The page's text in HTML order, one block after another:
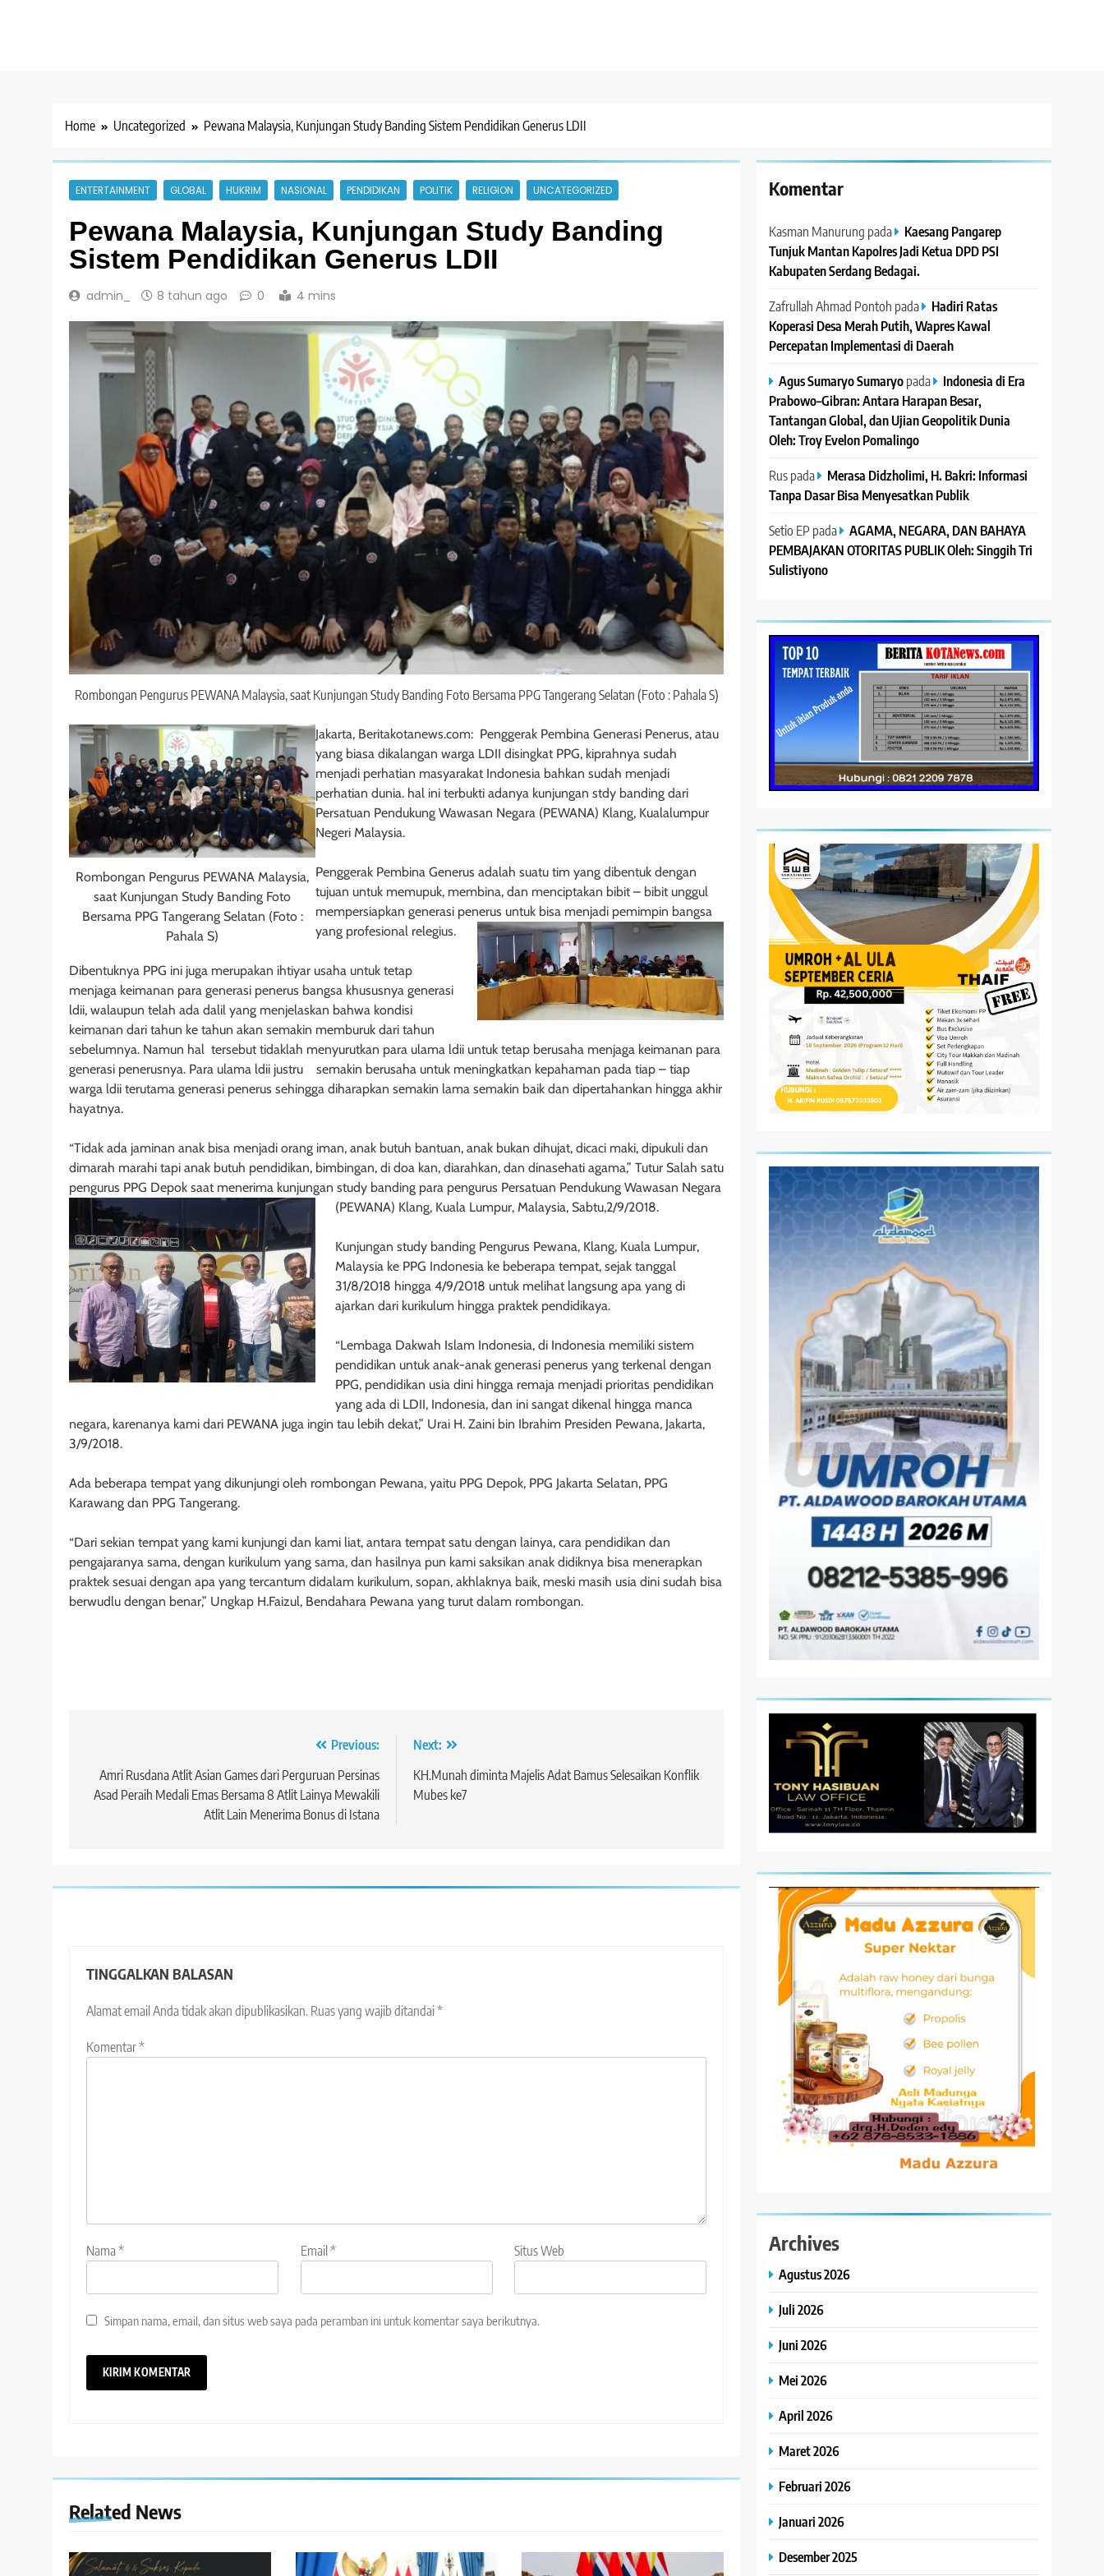
Home Uncategorized Pewana Malaysia, Kunjungan Study Banding Sistem Pendidikan Generus LDII
ENTERTAINMENT GLOBAL HUKRIM NASIONAL PENDIDIKAN POLITIK RELIGION UNCATEGORIZED
Pewana Malaysia, Kunjungan Study Banding
Sistem Pendidikan Generus LDII
admin_ 8 tahun ago 0 4 mins
Rombongan Pengurus PEWANA Malaysia, saat Kunjungan Study Banding Foto Bersama PPG Tangerang Selatan (Foto : Pahala S)
Rombongan Pengurus PEWANA Malaysia,
saat Kunjungan Study Banding Foto
Bersama PPG Tangerang Selatan (Foto :
Pahala S)
Jakarta, Beritakotanews.com: Penggerak Pembina Generasi Penerus, atau
yang biasa dikalangan warga LDII disingkat PPG, kiprahnya sudah
menjadi perhatian masyarakat Indonesia bahkan sudah menjadi
perhatian dunia. hal ini terbukti adanya kunjungan stdy banding dari
Persatuan Pendukung Wawasan Negara (PEWANA) Klang, Kualalumpur
Negeri Malaysia.
Penggerak Pembina Generus adalah suatu tim yang dibentuk dengan
tujuan untuk memupuk, membina, dan menciptakan bibit – bibit unggul
mempersiapkan generasi penerus untuk bisa menjadi pemimpin bangsa
yang profesional relegius.
Dibentuknya PPG ini juga merupakan ihtiyar usaha untuk tetap
menjaga keimanan para generasi penerus bangsa khususnya generasi
ldii, walaupun telah ada dalil yang menjelaskan bahwa kondisi
keimanan dari tahun ke tahun akan semakin memburuk dari tahun
sebelumnya. Namun hal tersebut tidaklah menyurutkan para ulama ldii untuk tetap berusaha menjaga keimanan para
generasi penerusnya. Para ulama ldii justru semakin berusaha untuk meningkatkan kepahaman pada tiap – tiap
warga ldii terutama generasi penerus sehingga diharapkan semakin lama semakin baik dan dipertahankan hingga akhir
hayatnya.
“Tidak ada jaminan anak bisa menjadi orang iman, anak butuh bantuan, anak bukan dihujat, dicaci maki, dipukuli dan
dimarah marahi tapi anak butuh pendidikan, bimbingan, di doa kan, diarahkan, dan dinasehati agama,” Tutur Salah satu
pengurus PPG Depok saat menerima kunjungan study banding para pengurus Persatuan Pendukung Wawasan Negara
(PEWANA) Klang, Kuala Lumpur, Malaysia, Sabtu,2/9/2018.
Kunjungan study banding Pengurus Pewana, Klang, Kuala Lumpur,
Malaysia ke PPG Indonesia ke beberapa tempat, sejak tanggal
31/8/2018 hingga 4/9/2018 untuk melihat langsung apa yang di
ajarkan dari kurikulum hingga praktek pendidikaya.
“Lembaga Dakwah Islam Indonesia, di Indonesia memiliki sistem
pendidikan untuk anak-anak generasi penerus yang terkenal dengan
PPG, pendidikan usia dini hingga remaja menjadi prioritas pendidikan
yang ada di LDII, Indonesia, dan ini sangat dikenal hingga manca
negara, karenanya kami dari PEWANA juga ingin tau lebih dekat,” Urai H. Zaini bin Ibrahim Presiden Pewana, Jakarta,
3/9/2018.
Ada beberapa tempat yang dikunjungi oleh rombongan Pewana, yaitu PPG Depok, PPG Jakarta Selatan, PPG
Karawang dan PPG Tangerang.
“Dari sekian tempat yang kami kunjungi dan kami liat, antara tempat satu dengan lainya, cara pendidikan dan
pengajaranya sama, dengan kurikulum yang sama, dan hasilnya pun kami saksikan anak didiknya bisa menerapkan
praktek sesuai dengan apa yang tercantum didalam kurikulum, sopan, akhlaknya baik, meski masih usia dini sudah bisa
berwudlu dengan benar,” Ungkap H.Faizul, Bendahara Pewana yang turut dalam rombongan.
pos
Previous:
Amri Rusdana Atlit Asian Games dari Perguruan Persinas
Asad Peraih Medali Emas Bersama 8 Atlit Lainya Mewakili
Atlit Lain Menerima Bonus di Istana
Next:
KH.Munah diminta Majelis Adat Bamus Selesaikan Konflik
Mubes ke7
TINGGALKAN BALASAN
Alamat email Anda tidak akan dipublikasikan. Ruas yang wajib ditandai*
Komentar*
Nama* Email* Situs Web
Simpan nama, email, dan situs web saya pada peramban ini untuk komentar saya berikutnya.
Related News
Komentar
Kasman Manurung pada
Kaesang Pangarep
Tunjuk Mantan Kapolres Jadi Ketua DPD PSI
Kabupaten Serdang Bedagai. ‎ ‎
Zafrullah Ahmad Pontoh pada
Hadiri Ratas
Koperasi Desa Merah Putih, Wapres Kawal
Percepatan Implementasi di Daerah
Agus Sumaryo Sumaryopada
Indonesia di Era
Prabowo–Gibran: Antara Harapan Besar,
Tantangan Global, dan Ujian Geopolitik Dunia
Oleh: Troy Evelon Pomalingo
Ruspada
Merasa Didzholimi, H. Bakri: Informasi
Tanpa Dasar Bisa Menyesatkan Publik
Setio EP pada AGAMA, NEGARA, DAN BAHAYA
PEMBAJAKAN OTORITAS PUBLIK Oleh: Singgih Tri
Sulistiyono
Archives
Agustus 2026
Juli 2026
Juni 2026
Mei 2026
April 2026
Maret 2026
Februari 2026
Januari 2026
Desember 2025